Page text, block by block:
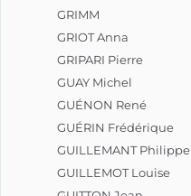
GRIMM
GRIOT Anna
GRIPARI Pierre
GUAY Michel
GUÉNON René
GUÉRIN Frédérique
GUILLEMANT Philippe
GUILLEMOT Louise